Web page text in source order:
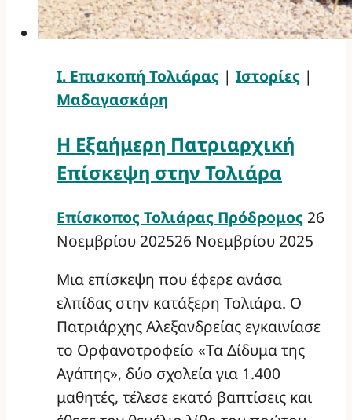
Ι. Επισκοπή Τολιάρας | Ιστορίες |
Μαδαγασκάρη
Η Εξαήμερη Πατριαρχική
Επίσκεψη στην Τολιάρα
Επίσκοπος Τολιάρας Πρόδρομος 26
Νοεμβρίου 202526 Νοεμβρίου 2025
Μια επίσκεψη που έφερε ανάσα
ελπίδας στην κατάξερη Τολιάρα. O
Πατριάρχης Αλεξανδρείας εγκαινίασε
το Ορφανοτροφείο «Τα Δίδυμα της
Αγάπης», δύο σχολεία για 1.400
μαθητές, τέλεσε εκατό βαπτίσεις και